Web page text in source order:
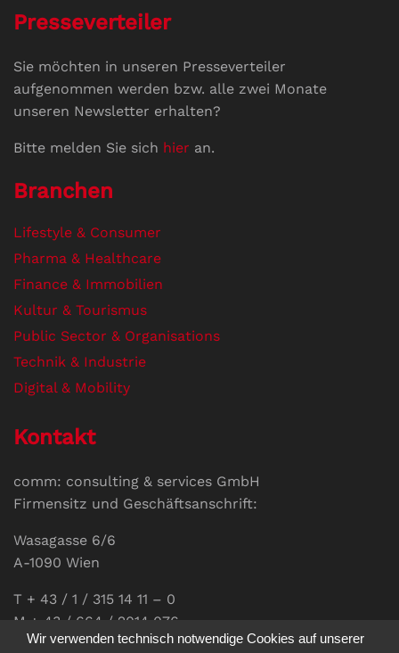
Presseverteiler
Sie möchten in unseren Presseverteiler
aufgenommen werden bzw. alle zwei Monate
unseren Newsletter erhalten?
Bitte melden Sie sich hier an.
Branchen
Lifestyle & Consumer
Pharma & Healthcare
Finance & Immobilien
Kultur & Tourismus
Public Sector & Organisations
Technik & Industrie
Digital & Mobility
Kontakt
comm: consulting & services GmbH
Firmensitz und Geschäftsanschrift:
Wasagasse 6/6
A-1090 Wien
T + 43 / 1 / 315 14 11 – 0
M + 43 / 664 / 2014 076
Wir verwenden technisch notwendige Cookies auf unserer